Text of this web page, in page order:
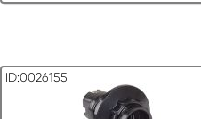
ID:0026155